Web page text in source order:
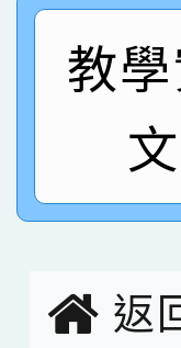
創客
賽
名
賀！
倩參
名
賀！
園
指導
賀
賽 劉
臺灣
賀！
市賽
教
返